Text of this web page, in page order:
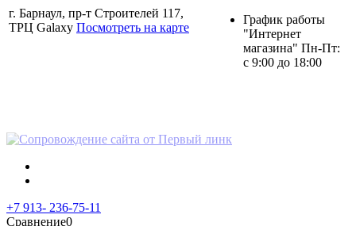
г. Барнаул, пр-т Строителей 117,
ТРЦ Galaxy Посмотреть на карте
График работы
"Интернет
магазина" Пн-Пт:
с 9:00 до 18:00
+7 913- 236-75-11
Сравнение0